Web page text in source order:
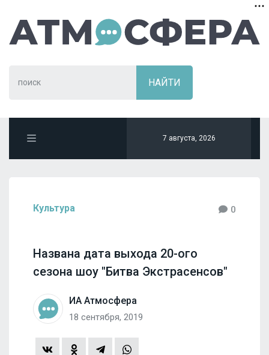
7 августа, 2026
Культура 0
Названа дата выхода 20-ого
сезона шоу "Битва Экстрасенсов"
ИА Атмосфера
18 сентября, 2019